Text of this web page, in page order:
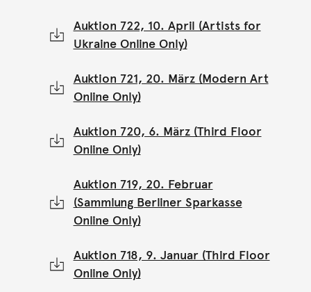
Auktion 722, 10. April (Artists for
Ukraine Online Only)
Auktion 721, 20. März (Modern Art
Online Only)
Auktion 720, 6. März (Third Floor
Online Only)
Auktion 719, 20. Februar
(Sammlung Berliner Sparkasse
Online Only)
Auktion 718, 9. Januar (Third Floor
Online Only)